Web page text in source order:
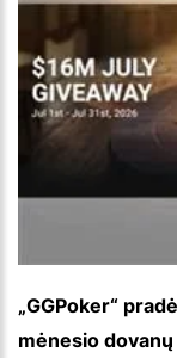
„GGPoker“
mėnesio